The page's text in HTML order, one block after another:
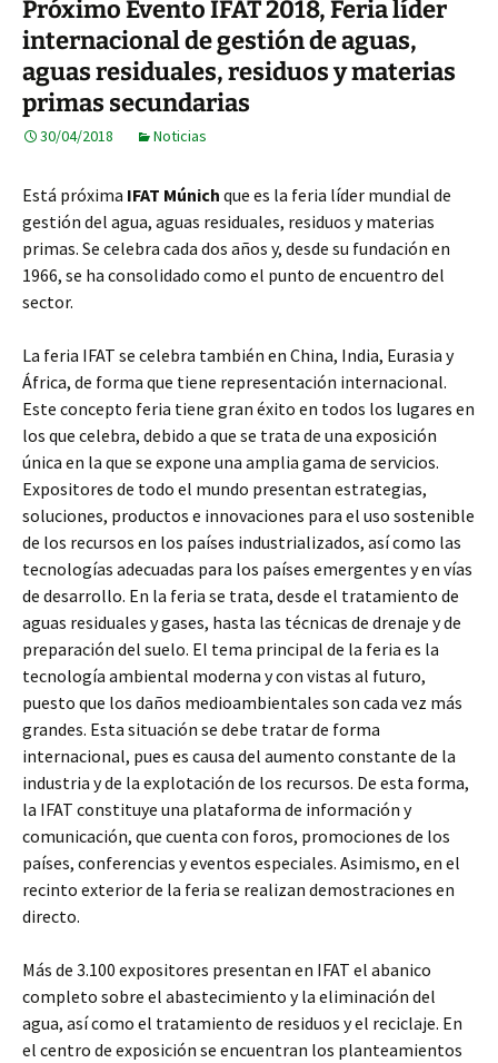
Próximo Evento IFAT 2018, Feria líder
internacional de gestión de aguas,
aguas residuales, residuos y materias
primas secundarias
30/04/2018 Noticias
Está próxima IFAT Múnich que es la feria líder mundial de
gestión del agua, aguas residuales, residuos y materias
primas. Se celebra cada dos años y, desde su fundación en
1966, se ha consolidado como el punto de encuentro del
sector.
La feria IFAT se celebra también en China, India, Eurasia y
África, de forma que tiene representación internacional.
Este concepto feria tiene gran éxito en todos los lugares en
los que celebra, debido a que se trata de una exposición
única en la que se expone una amplia gama de servicios.
Expositores de todo el mundo presentan estrategias,
soluciones, productos e innovaciones para el uso sostenible
de los recursos en los países industrializados, así como las
tecnologías adecuadas para los países emergentes y en vías
de desarrollo. En la feria se trata, desde el tratamiento de
aguas residuales y gases, hasta las técnicas de drenaje y de
preparación del suelo. El tema principal de la feria es la
tecnología ambiental moderna y con vistas al futuro,
puesto que los daños medioambientales son cada vez más
grandes. Esta situación se debe tratar de forma
internacional, pues es causa del aumento constante de la
industria y de la explotación de los recursos. De esta forma,
la IFAT constituye una plataforma de información y
comunicación, que cuenta con foros, promociones de los
países, conferencias y eventos especiales. Asimismo, en el
recinto exterior de la feria se realizan demostraciones en
directo.
Más de 3.100 expositores presentan en IFAT el abanico
completo sobre el abastecimiento y la eliminación del
agua, así como el tratamiento de residuos y el reciclaje. En
el centro de exposición se encuentran los planteamientos